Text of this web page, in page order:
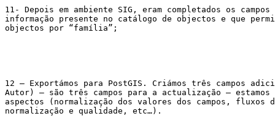
11- Depois em ambiente SIG, eram completados os
informação presente no catálogo de objectos e que
objectos por “família”;
12 – Exportámos para PostGIS. Criámos três campos
Autor) – são três campos para a actualização –
aspectos (normalização dos valores dos campos, fluxos
normalização e qualidade, etc…).